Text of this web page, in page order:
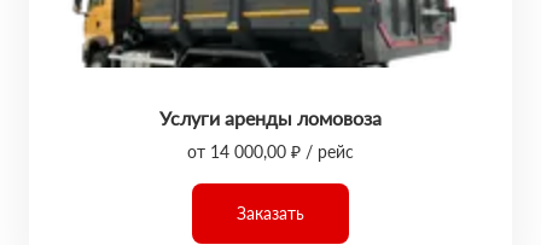
Услуги аренды ломовоза
от 14 000,00 ₽ / рейс
Заказать